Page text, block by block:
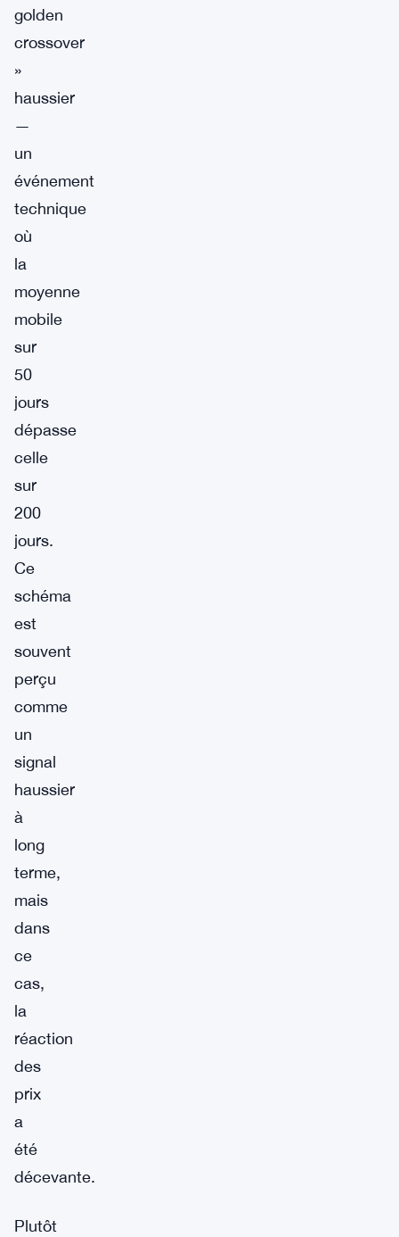
golden
crossover
»
haussier
—
un
événement
technique
où
la
moyenne
mobile
sur
50
jours
dépasse
celle
sur
200
jours.
Ce
schéma
est
souvent
perçu
comme
un
signal
haussier
à
long
terme,
mais
dans
ce
cas,
la
réaction
des
prix
a
été
décevante.
Plutôt